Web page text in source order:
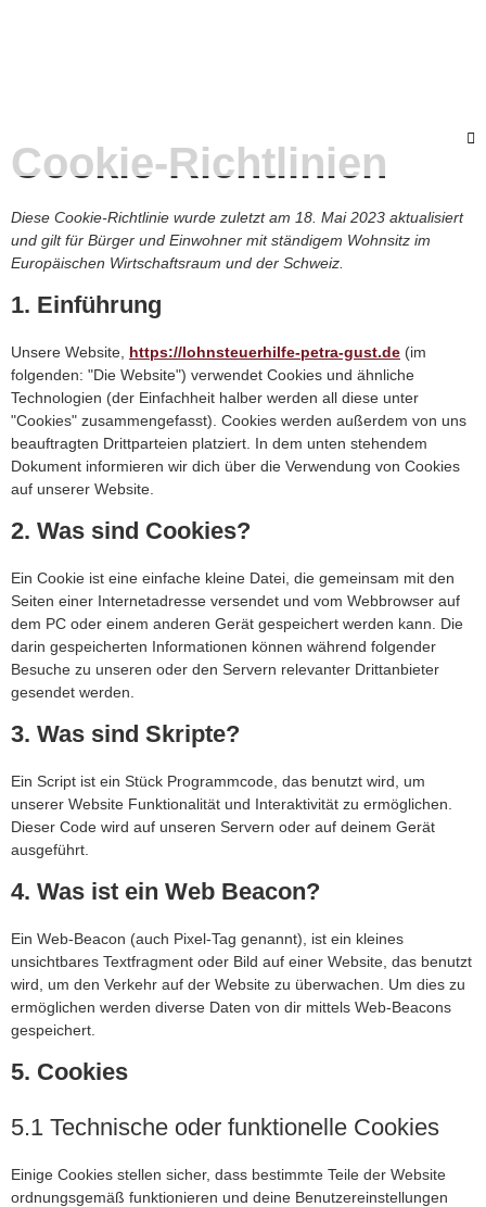
Cookie-Richtlinien
Diese Cookie-Richtlinie wurde zuletzt am 18. Mai 2023 aktualisiert
und gilt für Bürger und Einwohner mit ständigem Wohnsitz im
Europäischen Wirtschaftsraum und der Schweiz.
1. Einführung
Unsere Website, https://lohnsteuerhilfe-petra-gust.de (im
folgenden: "Die Website") verwendet Cookies und ähnliche
Technologien (der Einfachheit halber werden all diese unter
"Cookies" zusammengefasst). Cookies werden außerdem von uns
beauftragten Drittparteien platziert. In dem unten stehendem
Dokument informieren wir dich über die Verwendung von Cookies
auf unserer Website.
2. Was sind Cookies?
Ein Cookie ist eine einfache kleine Datei, die gemeinsam mit den
Seiten einer Internetadresse versendet und vom Webbrowser auf
dem PC oder einem anderen Gerät gespeichert werden kann. Die
darin gespeicherten Informationen können während folgender
Besuche zu unseren oder den Servern relevanter Drittanbieter
gesendet werden.
3. Was sind Skripte?
Ein Script ist ein Stück Programmcode, das benutzt wird, um
unserer Website Funktionalität und Interaktivität zu ermöglichen.
Dieser Code wird auf unseren Servern oder auf deinem Gerät
ausgeführt.
4. Was ist ein Web Beacon?
Ein Web-Beacon (auch Pixel-Tag genannt), ist ein kleines
unsichtbares Textfragment oder Bild auf einer Website, das benutzt
wird, um den Verkehr auf der Website zu überwachen. Um dies zu
ermöglichen werden diverse Daten von dir mittels Web-Beacons
gespeichert.
5. Cookies
5.1 Technische oder funktionelle Cookies
Einige Cookies stellen sicher, dass bestimmte Teile der Website
ordnungsgemäß funktionieren und deine Benutzereinstellungen